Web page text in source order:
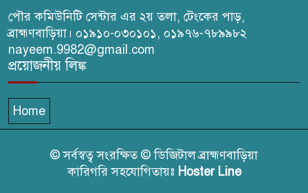
পৌর কমিউনিটি সেন্টার এর ২য় তলা, টেংকের পাড়,
ব্রাহ্মণবাড়িয়া। ০১৯১০-০৩০১০১, ০১৯৭৬-৭৮৯৯৮২
nayeem.9982@gmail.com
প্রয়োজনীয় লিঙ্ক
Home
© সর্বস্বত্ব সংরক্ষিত © ডিজিটাল ব্রাহ্মণবাড়িয়া
কারিগরি সহযোগিতায়ঃ Hoster Line